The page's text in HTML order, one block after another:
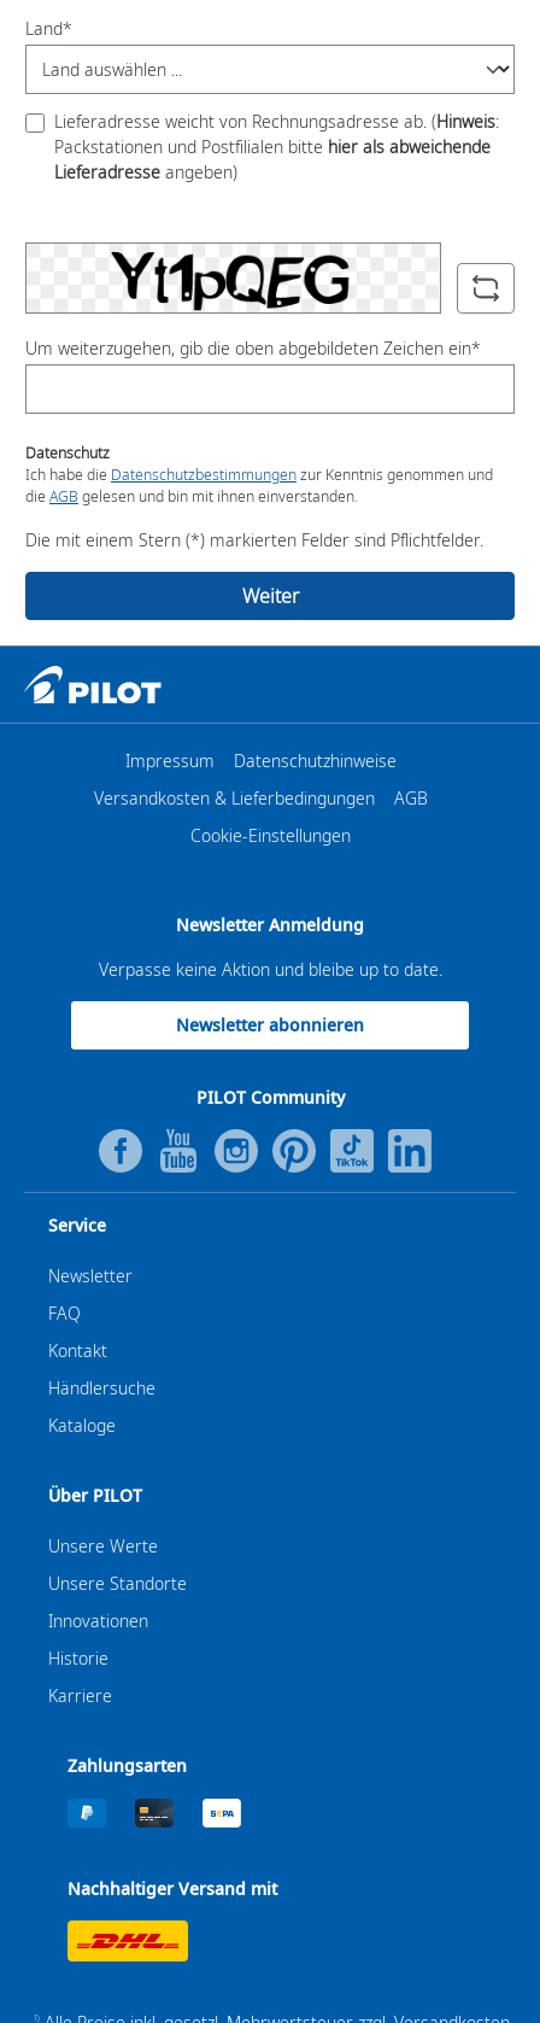
Land*
Lieferadresse weicht von Rechnungsadresse ab. (Hinweis:
Packstationen und Postfilialen bitte hier als abweichende
Lieferadresse angeben)
Um weiterzugehen, gib die oben abgebildeten Zeichen ein*
Datenschutz
Ich habe die Datenschutzbestimmungenzur Kenntnis genommen und
die AGB gelesen und bin mit ihnen einverstanden.
Die mit einem Stern (*) markierten Felder sind Pflichtfelder.
Weiter
Impressum
Datenschutzhinweise
Versandkosten & Lieferbedingungen
AGB
Cookie-Einstellungen
Newsletter Anmeldung
Verpasse keine Aktion und bleibe up to date.
Newsletter abonnieren
PILOT Community
Service
Newsletter
FAQ
Kontakt
Händlersuche
Kataloge
Über PILOT
Unsere Werte
Unsere Standorte
Innovationen
Historie
Karriere
Zahlungsarten
Nachhaltiger Versand mit
1)